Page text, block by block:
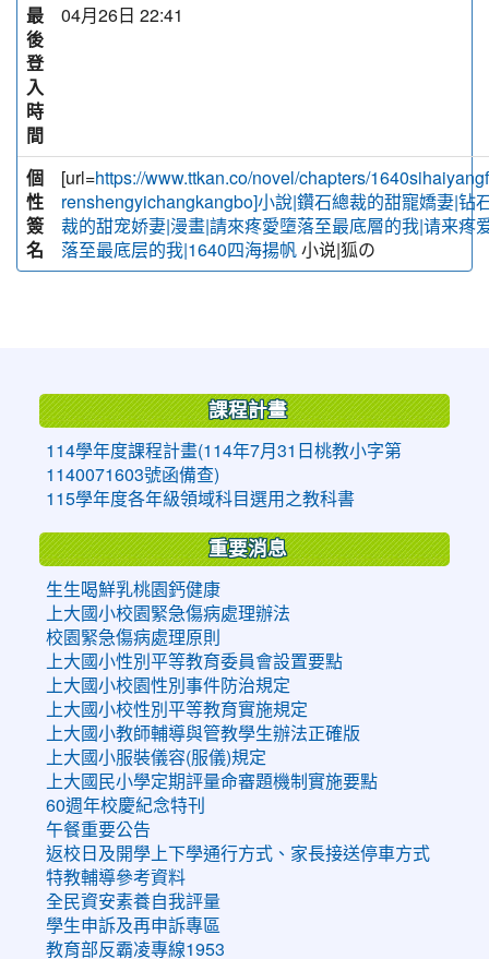
最
後
登
入
時
間
04月26日 22:41
個
性
簽
名
[url=https://www.ttkan.co/novel/chapters/
renshengyichangkangbo]小說|鑽石總裁的甜寵嬌妻|钻
裁的甜宠娇妻|漫畫|請來疼愛墮落至最底層的我|请来疼
落至最底层的我|1640四海揚帆 小说|狐の
課程計畫
114學年度課程計畫(114年7月31日桃教小字第
1140071603號函備查)
115學年度各年級領域科目選用之教科書
重要消息
生生喝鮮乳桃園鈣健康
上大國小校園緊急傷病處理辦法
校園緊急傷病處理原則
上大國小性別平等教育委員會設置要點
上大國小校園性別事件防治規定
上大國小校性別平等教育實施規定
上大國小教師輔導與管教學生辦法正確版
上大國小服裝儀容(服儀)規定
上大國民小學定期評量命審題機制實施要點
60週年校慶紀念特刊
午餐重要公告
返校日及開學上下學通行方式、家長接送停車方式
特教輔導參考資料
全民資安素養自我評量
學生申訴及再申訴專區
教育部反霸凌專線1953